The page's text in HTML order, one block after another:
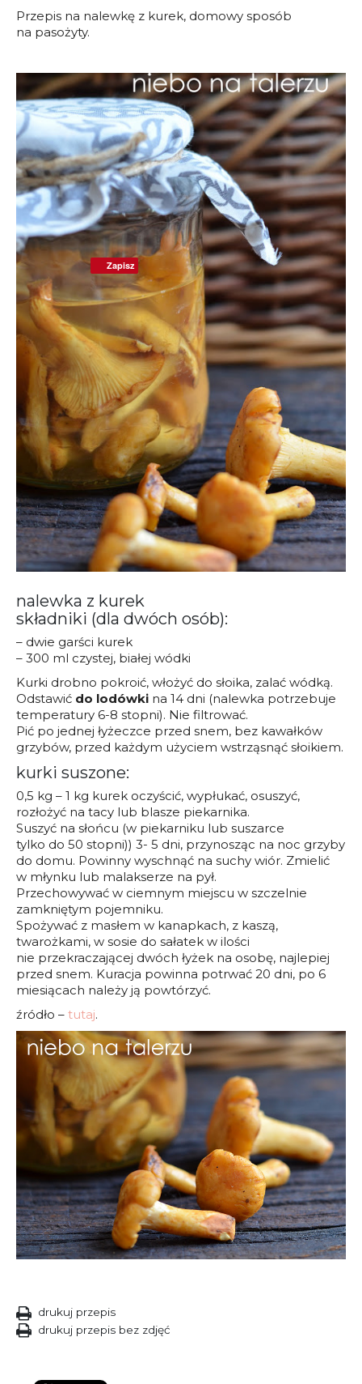
Przepis na nalewkę z kurek, domowy sposób
na pasożyty.
nalewka z kurek
składniki (dla dwóch osób):
– dwie garści kurek
– 300 ml czystej, białej wódki
Kurki drobno pokroić, włożyć do słoika, zalać wódką.
Odstawić do lodówki na 14 dni (nalewka potrzebuje
temperatury 6-8 stopni). Nie filtrować.
Pić po jednej łyżeczce przed snem, bez kawałków
grzybów, przed każdym użyciem wstrząsnąć słoikiem.
kurki suszone:
0,5 kg – 1 kg kurek oczyścić, wypłukać, osuszyć,
rozłożyć na tacy lub blasze piekarnika.
Suszyć na słońcu (w piekarniku lub suszarce
tylko do 50 stopni)) 3- 5 dni, przynosząc na noc grzyby
do domu. Powinny wyschnąć na suchy wiór. Zmielić
w młynku lub malakserze na pył.
Przechowywać w ciemnym miejscu w szczelnie
zamkniętym pojemniku.
Spożywać z masłem w kanapkach, z kaszą,
twarożkami, w sosie do sałatek w ilości
nie przekraczającej dwóch łyżek na osobę, najlepiej
przed snem. Kuracja powinna potrwać 20 dni, po 6
miesiącach należy ją powtórzyć.
źródło – tutaj.
Zapisz
drukuj przepis
drukuj przepis bez zdjęć